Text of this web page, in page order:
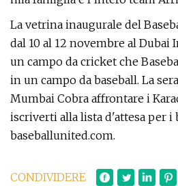
La vetrina inaugurale del
dal 10 al 12 novembre al Dubai
un campo da cricket che
in un campo da baseball. La
Mumbai Cobra affrontare i
iscriverti alla lista d'attesa per
baseballunited.com.
CONDIVIDERE